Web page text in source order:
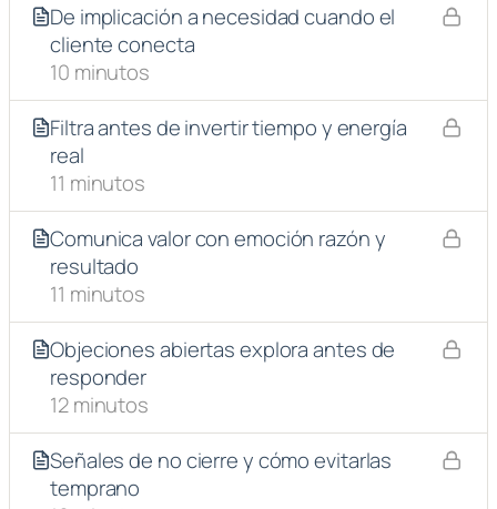
De implicación a necesidad cuando el
cliente conecta
10 minutos
Filtra antes de invertir tiempo y energía
real
11 minutos
Comunica valor con emoción razón y
resultado
11 minutos
Objeciones abiertas explora antes de
responder
12 minutos
Señales de no cierre y cómo evitarlas
temprano